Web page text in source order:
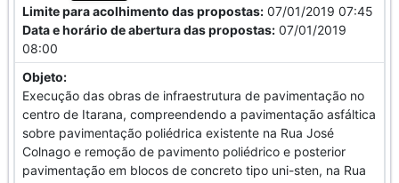
Limite para acolhimento das propostas: 07/01/2019 07:45
Data e horário de abertura das propostas: 07/01/2019
08:00
Objeto:
Execução das obras de infraestrutura de pavimentação no
centro de Itarana, compreendendo a pavimentação asfáltica
sobre pavimentação poliédrica existente na Rua José
Colnago e remoção de pavimento poliédrico e posterior
pavimentação em blocos de concreto tipo uni-sten, na Rua